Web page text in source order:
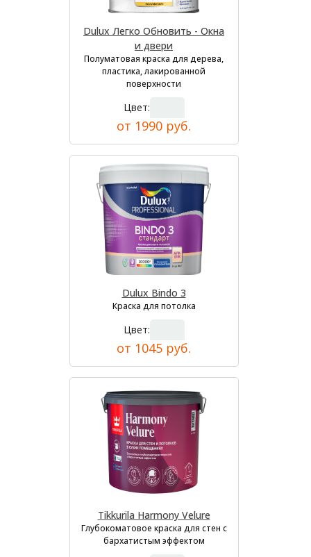
Dulux Легко Обновить - Окна
и двери
Полуматовая краска для дерева,
пластика, лакированной
поверхности
Цвет:
от 1990 руб.
Dulux Bindo 3
Краска для потолка
Цвет:
от 1045 руб.
Tikkurila Harmony Velure
Глубокоматовое краска для стен с
бархатистым эффектом